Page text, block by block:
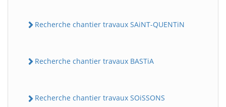
Recherche chantier travaux SAiNT-QUENTiN
Recherche chantier travaux BASTiA
Recherche chantier travaux SOiSSONS